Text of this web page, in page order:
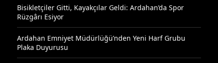
Bisikletçiler Gitti, Kayakçılar Geldi: Ardahan’da Spor
Rüzgârı Esiyor
Ardahan Emniyet Müdürlüğü’nden Yeni Harf Grubu
Plaka Duyurusu